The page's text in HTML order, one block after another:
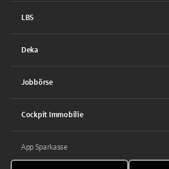
LBS
Deka
Jobbörse
Cockpit Immobilie
App Sparkasse